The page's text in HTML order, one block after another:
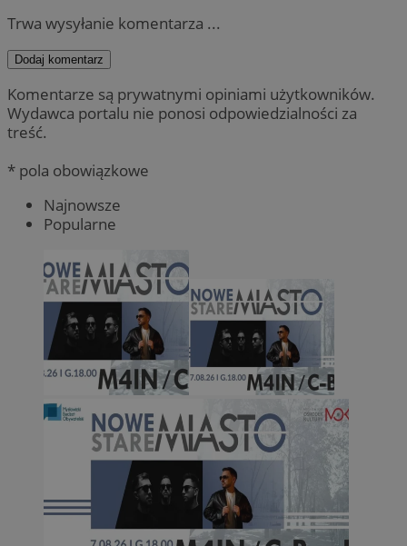
Trwa wysyłanie komentarza ...
Dodaj komentarz
Komentarze są prywatnymi opiniami użytkowników.
Wydawca portalu nie ponosi odpowiedzialności za
treść.
* pola obowiązkowe
Najnowsze
Popularne